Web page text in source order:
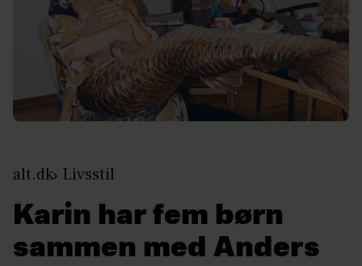
alt.dk Livsstil
Karin har fem børn
sammen med Anders